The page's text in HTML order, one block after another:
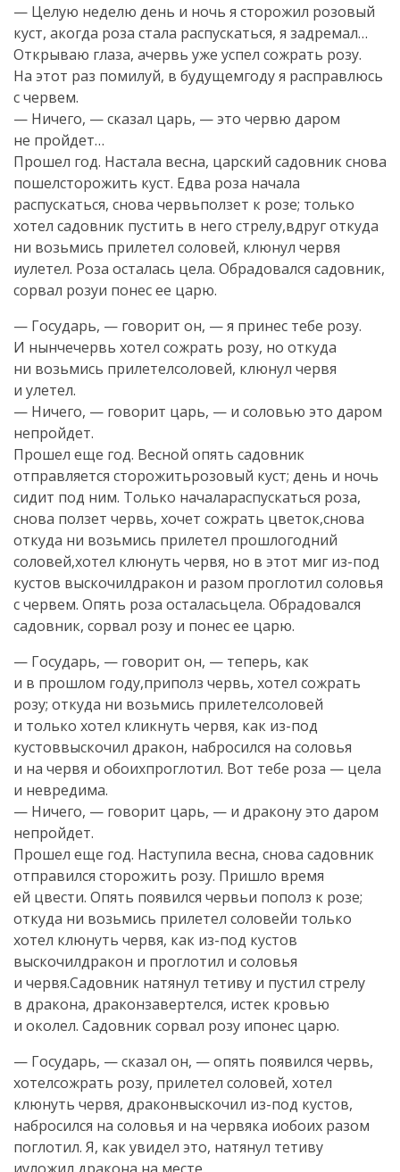
— Целую неделю день и ночь я сторожил розовый
куст, акогда роза стала распускаться, я задремал…
Открываю глаза, ачервь уже успел сожрать розу.
На этот раз помилуй, в будущемгоду я расправлюсь
с червем.
— Ничего, — сказал царь, — это червю даром
не пройдет…
Прошел год. Настала весна, царский садовник снова
пошелсторожить куст. Едва роза начала
распускаться, снова червьползет к розе; только
хотел садовник пустить в него стрелу,вдруг откуда
ни возьмись прилетел соловей, клюнул червя
иулетел. Роза осталась цела. Обрадовался садовник,
сорвал розуи понес ее царю.
— Государь, — говорит он, — я принес тебе розу.
И нынчечервь хотел сожрать розу, но откуда
ни возьмись прилетелсоловей, клюнул червя
и улетел.
— Ничего, — говорит царь, — и соловью это даром
непройдет.
Прошел еще год. Весной опять садовник
отправляется сторожитьрозовый куст; день и ночь
сидит под ним. Только началараспускаться роза,
снова ползет червь, хочет сожрать цветок,снова
откуда ни возьмись прилетел прошлогодний
соловей,хотел клюнуть червя, но в этот миг из-под
кустов выскочилдракон и разом проглотил соловья
с червем. Опять роза осталасьцела. Обрадовался
садовник, сорвал розу и понес ее царю.
— Государь, — говорит он, — теперь, как
и в прошлом году,приполз червь, хотел сожрать
розу; откуда ни возьмись прилетелсоловей
и только хотел кликнуть червя, как из-под
кустоввыскочил дракон, набросился на соловья
и на червя и обоихпроглотил. Вот тебе роза — цела
и невредима.
— Ничего, — говорит царь, — и дракону это даром
непройдет.
Прошел еще год. Наступила весна, снова садовник
отправился сторожить розу. Пришло время
ей цвести. Опять появился червьи пополз к розе;
откуда ни возьмись прилетел соловейи только
хотел клюнуть червя, как из-под кустов
выскочилдракон и проглотил и соловья
и червя.Садовник натянул тетиву и пустил стрелу
в дракона, драконзавертелся, истек кровью
и околел. Садовник сорвал розу ипонес царю.
— Государь, — сказал он, — опять появился червь,
хотелсожрать розу, прилетел соловей, хотел
клюнуть червя, драконвыскочил из-под кустов,
набросился на соловья и на червяка иобоих разом
поглотил. Я, как увидел это, натянул тетиву